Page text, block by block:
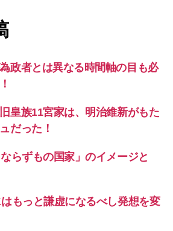
政者とは異なる時間軸の目も必
皇族11宮家は、明治維新がもた
だった！
らずもの国家」のイメージと
もっと謙虚になるべし発想を変